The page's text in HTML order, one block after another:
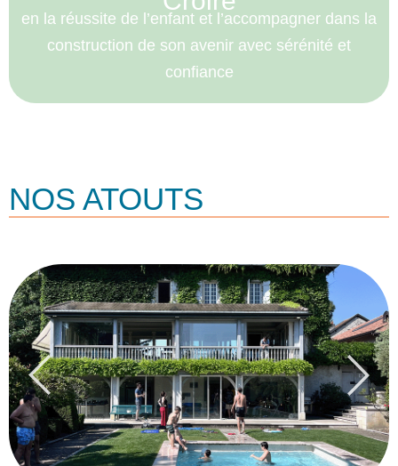
en la réussite de l’enfant et l’accompagner dans la
construction de son avenir avec sérénité et
confiance
NOS ATOUTS